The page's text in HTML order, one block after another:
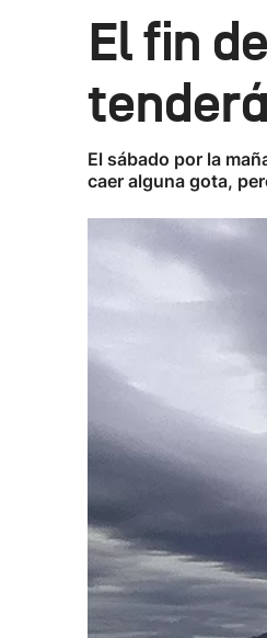
El fin
El sábado por la
caer alguna gota,